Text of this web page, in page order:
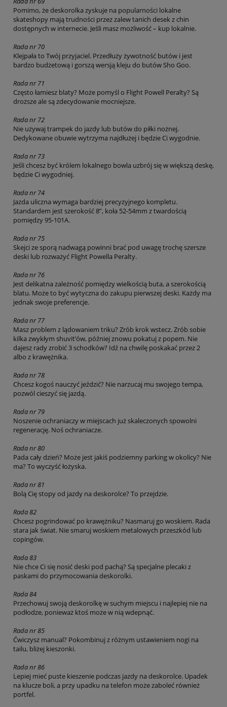
Pomimo, że deskorolka zyskuje na popularności lokalne
skateshopy mają trudności przez zalew tanich desek z chin
dostępnych w internecie. Jeśli masz możliwość – kup lokalnie.
Rada nr 70
Klejpała to Twój przyjaciel. Przedłuży żywotność butów i jest
bardzo budżetową i gorszą wersją kleju do butów Sho Goo.
Rada nr 71
Często łamiesz blaty? Może pomyśl o Flight Powell Peralty? Są
droższe ale są zdecydowanie mocniejsze.
Rada nr 72
Nie używaj trampek do jazdy lub butów do piłki nożnej.
Dedykowane obuwie wytrzyma najdłużej i będzie Ci wygodnie.
Rada nr 73
Jeśli chcesz być królem lokalnego bowla uzbrój się w większą deskę,
będzie Ci wygodniej.
Rada nr 74
Jazda uliczna wymaga bardziej precyzyjnego kompletu.
Standardem jest szerokość 8”, koła 52-54mm z twardością
pomiędzy 95-101A.
Rada nr 75
Skejci ze sporą nadwagą powinni brać pod uwagę trochę szersze
deski lub rozważyć Flight Powella Peralty.
Rada nr 76
Jest delikatna zależność pomiędzy wielkością buta, a szerokością
blatu. Może to być wytyczna do zakupu pierwszej deski. Każdy ma
jednak swoje preferencje.
Rada nr 77
Masz problem z lądowaniem triku? Zrób krok wstecz. Zrób sobie
kilka zwykłym shuvit’ów, później znowu pokatuj z popem. Nie
dajesz rady zrobić 3 schodków? Idź na chwilę poskakać przez 2
albo z krawężnika.
Rada nr 78
Chcesz kogoś nauczyć jeździć? Nie narzucaj mu swojego tempa,
pozwól cieszyć się jazdą.
Rada nr 79
Noszenie ochraniaczy w miejscach już skaleczonych spowolni
regenerację. Noś ochraniacze.
Rada nr 80
Pada cały dzień? Może jest jakiś podziemny parking w okolicy? Nie
ma? To wyczyść łożyska.
Rada nr 81
Bolą Cię stopy od jazdy na deskorolce? To przejdzie.
Rada 82
Chcesz pogrindować po krawężniku? Nasmaruj go woskiem. Rada
stara jak świat. Nie smaruj woskiem metalowych przeszkód lub
copingów.
Rada 83
Nie chce Ci się nosić deski pod pachą? Są specjalne plecaki z
paskami do przymocowania deskorolki.
Rada 84
Przechowuj swoją deskorolkę w suchym miejscu i najlepiej nie na
podłodze, ponieważ ktoś może w nią wdepnąć.
Rada nr 85
Ćwiczysz manual? Pokombinuj z różnym ustawieniem nogi na
tailu, bliżej kieszonki.
Rada nr 86
Lepiej mieć puste kieszenie podczas jazdy na deskorolce. Upadek
na klucze boli, a przy upadku na telefon może zaboleć również
portfel.